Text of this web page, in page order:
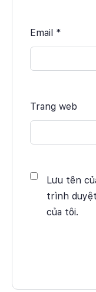
Email *
Trang web
Lưu tên
trình
của tôi.